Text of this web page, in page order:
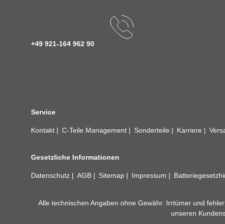
+49 921-164 962 90
Service
Kontakt C-Teile Management Sonderteile Karriere
Gesetzliche Informationen
Datenschutz AGB Sitemap Impressum
Alle technischen Angaben ohne Gewähr. Irrtümer und
unseren